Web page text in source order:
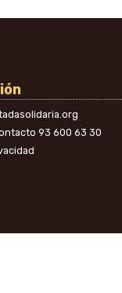
93 600 63 30